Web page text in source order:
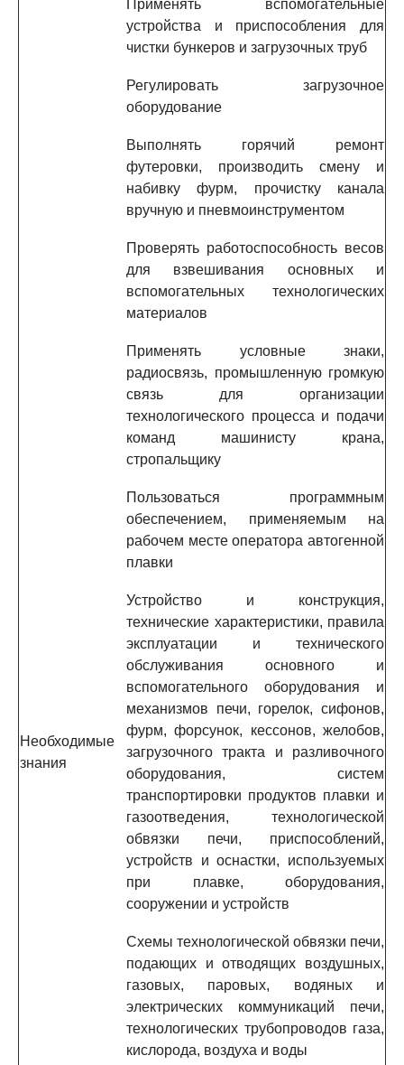
Применять вспомогательные
устройства и приспособления для
чистки бункеров и загрузочных труб
Регулировать загрузочное
оборудование
Выполнять горячий ремонт
футеровки, производить смену и
набивку фурм, прочистку канала
вручную и пневмоинструментом
Проверять работоспособность весов
для взвешивания основных и
вспомогательных технологических
материалов
Применять условные знаки,
радиосвязь, промышленную громкую
связь для организации
технологического процесса и подачи
команд машинисту крана,
стропальщику
Пользоваться программным
обеспечением, применяемым на
рабочем месте оператора автогенной
плавки
Необходимые
знания
Устройство и конструкция,
технические характеристики, правила
эксплуатации и технического
обслуживания основного и
вспомогательного оборудования и
механизмов печи, горелок, сифонов,
фурм, форсунок, кессонов, желобов,
загрузочного тракта и разливочного
оборудования, систем
транспортировки продуктов плавки и
газоотведения, технологической
обвязки печи, приспособлений,
устройств и оснастки, используемых
при плавке, оборудования,
сооружении и устройств
Схемы технологической обвязки печи,
подающих и отводящих воздушных,
газовых, паровых, водяных и
электрических коммуникаций печи,
технологических трубопроводов газа,
кислорода, воздуха и воды